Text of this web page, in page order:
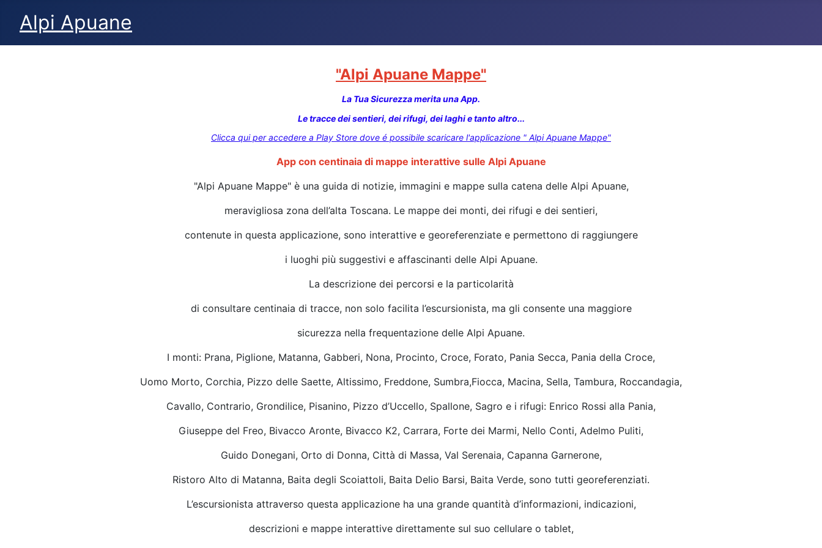
Alpi Apuane
"Alpi Apuane Mappe"
La Tua Sicurezza merita una App.
Le tracce dei sentieri, dei rifugi, dei laghi e tanto altro...
Clicca qui per accedere a Play Store dove é possibile scaricare l'applicazione " Alpi Apuane Mappe"
App con centinaia di mappe interattive sulle Alpi Apuane
"Alpi Apuane Mappe" è una guida di notizie, immagini e mappe sulla catena delle Alpi Apuane,
meravigliosa zona dell’alta Toscana. Le mappe dei monti, dei rifugi e dei sentieri,
contenute in questa applicazione, sono interattive e georeferenziate e permettono di raggiungere
i luoghi più suggestivi e affascinanti delle Alpi Apuane.
La descrizione dei percorsi e la particolarità
di consultare centinaia di tracce, non solo facilita l’escursionista, ma gli consente una maggiore
sicurezza nella frequentazione delle Alpi Apuane.
I monti: Prana, Piglione, Matanna, Gabberi, Nona, Procinto, Croce, Forato, Pania Secca, Pania della Croce,
Uomo Morto, Corchia, Pizzo delle Saette, Altissimo, Freddone, Sumbra,Fiocca, Macina, Sella, Tambura, Roccandagia,
Cavallo, Contrario, Grondilice, Pisanino, Pizzo d’Uccello, Spallone, Sagro e i rifugi: Enrico Rossi alla Pania,
Giuseppe del Freo, Bivacco Aronte, Bivacco K2, Carrara, Forte dei Marmi, Nello Conti, Adelmo Puliti,
Guido Donegani, Orto di Donna, Città di Massa, Val Serenaia, Capanna Garnerone,
Ristoro Alto di Matanna, Baita degli Scoiattoli, Baita Delio Barsi, Baita Verde, sono tutti georeferenziati.
L’escursionista attraverso questa applicazione ha una grande quantità d’informazioni, indicazioni,
descrizioni e mappe interattive direttamente sul suo cellulare o tablet,